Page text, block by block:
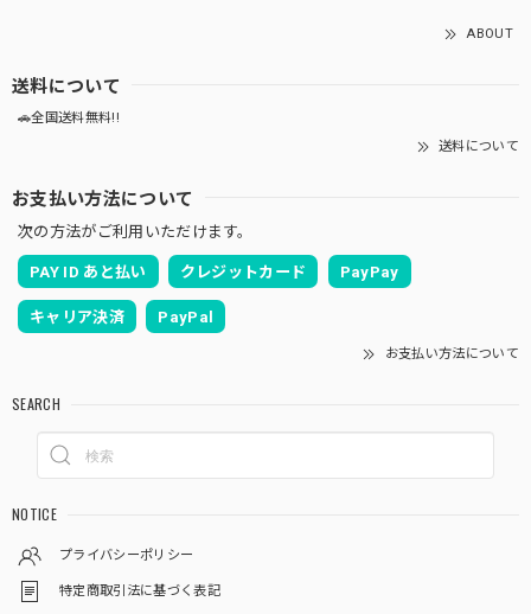
ABOUT
送料について
🚗全国送料無料!!
送料について
お支払い方法について
次の方法がご利用いただけます。
PAY ID あと払い クレジットカード PayPay
キャリア決済 PayPal
お支払い方法について
SEARCH
NOTICE
プライバシーポリシー
特定商取引法に基づく表記